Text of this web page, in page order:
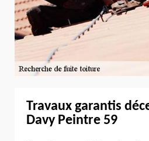
Travaux garantis
Davy Peintre 59